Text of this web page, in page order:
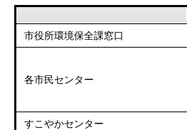
市役所環境保全課窓口
各市民センター
すこやかセンター